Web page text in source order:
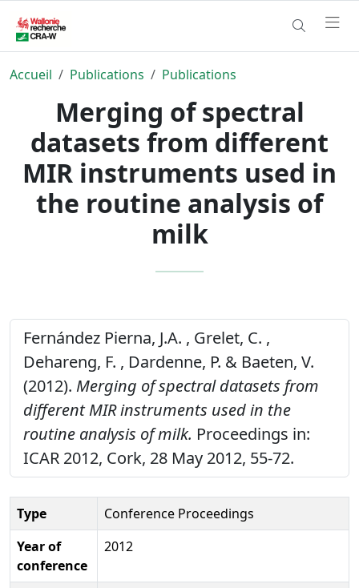
Accueil Publications Publications
Merging of spectral
datasets from different
MIR instruments used in
the routine analysis of
milk
Fernández Pierna, J.A. , Grelet, C. ,
Dehareng, F. , Dardenne, P. & Baeten, V.
(2012). Merging of spectral datasets from
different MIR instruments used in the
routine analysis of milk. Proceedings in:
ICAR 2012, Cork, 28 May 2012, 55-72.
Type
Conference Proceedings
Year of
conference
2012